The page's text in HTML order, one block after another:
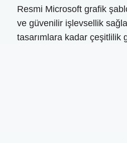
Resmi Microsoft grafik
ve güvenilir işlevsellik
tasarımlara kadar çeşitlilik